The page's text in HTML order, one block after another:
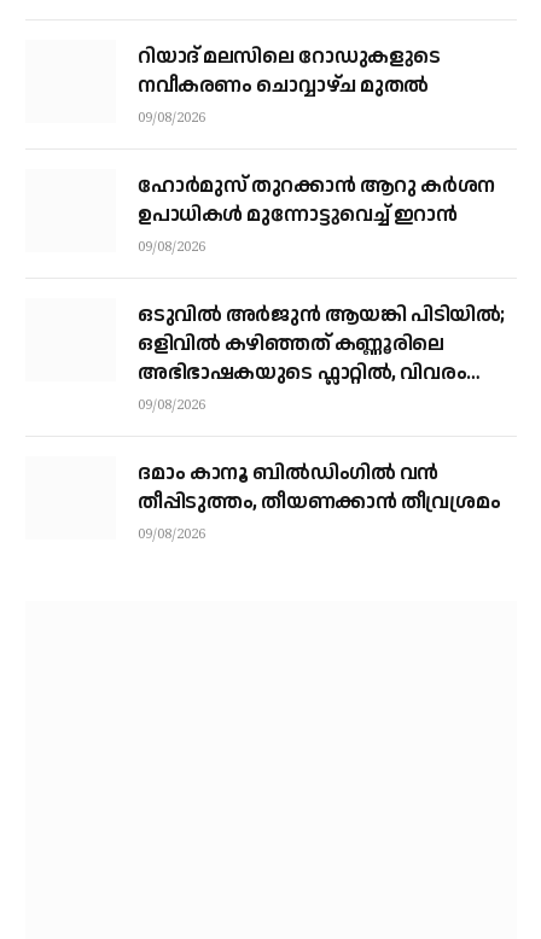
റിയാദ് മലസിലെ റോഡുകളുടെ
നവീകരണം ചൊവ്വാഴ്ച മുതല്‍
09/08/2026
ഹോർമുസ് തുറക്കാൻ ആറു കർശന
ഉപാധികൾ മുന്നോട്ടുവെച്ച് ഇറാൻ
09/08/2026
ഒടുവിൽ അർജുൻ ആയങ്കി പിടിയിൽ;
ഒളിവിൽ കഴിഞ്ഞത് കണ്ണൂരിലെ
അഭിഭാഷകയുടെ ഫ്ലാറ്റിൽ, വിവരം
നൽകിയത് ഓട്ടോ ഡ്രൈവർ
09/08/2026
ദമാം കാനൂ ബിൽഡിംഗിൽ വൻ
തീപ്പിടുത്തം, തീയണക്കാൻ തീവ്രശ്രമം
09/08/2026